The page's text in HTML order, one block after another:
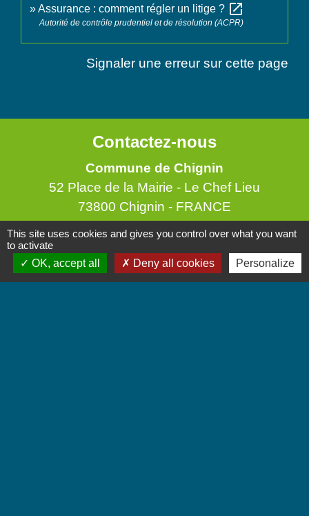
Assurance : comment régler un litige ? open_in_new
Autorité de contrôle prudentiel et de résolution (ACPR)
Signaler une erreur sur cette page
Contactez-nous
Commune de Chignin
52 Place de la Mairie - Le Chef Lieu
73800 Chignin - FRANCE
+33 4 79 28 10 12
This site uses cookies and gives you control over what you want
to activate
OK, accept all
Deny all cookies Personalize